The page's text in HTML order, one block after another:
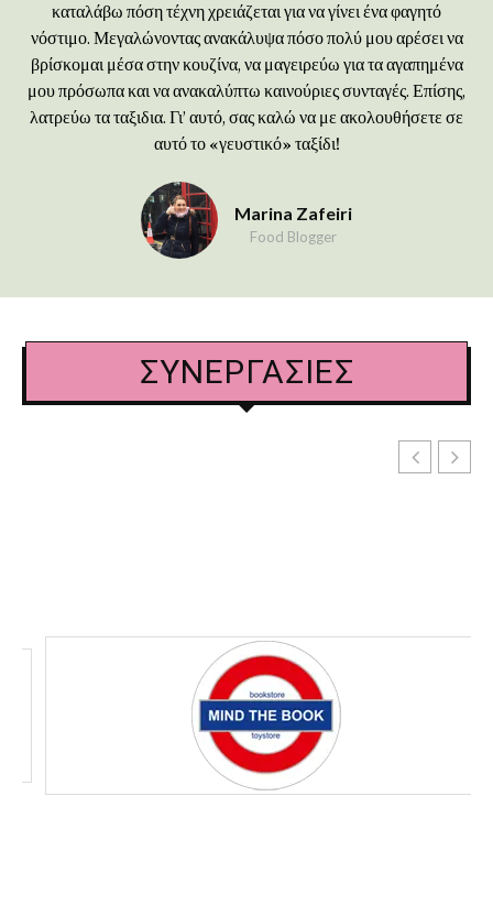
καταλάβω πόση τέχνη χρειάζεται για να γίνει ένα φαγητό
νόστιμο. Μεγαλώνοντας ανακάλυψα πόσο πολύ μου αρέσει να
βρίσκομαι μέσα στην κουζίνα, να μαγειρεύω για τα αγαπημένα
μου πρόσωπα και να ανακαλύπτω καινούριες συνταγές. Επίσης,
λατρεύω τα ταξιδια. Γι’ αυτό, σας καλώ να με ακολουθήσετε σε
αυτό το «γευστικό» ταξίδι!
Marina Zafeiri
Food Blogger
ΣΥΝΕΡΓΑΣΙΕΣ